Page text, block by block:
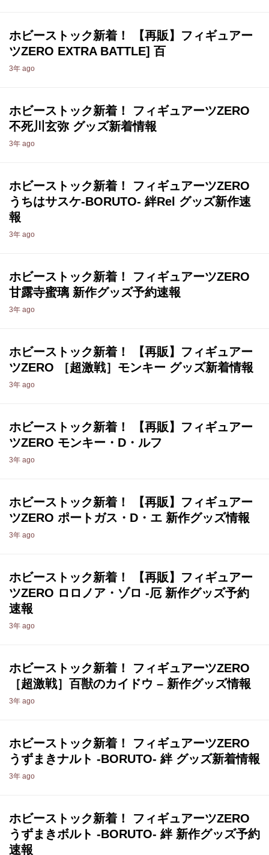
ホビーストック新着！ 【再販】フィギュアー
ツZERO EXTRA BATTLE] 百
3年 ago
ホビーストック新着！ フィギュアーツZERO
不死川玄弥 グッズ新着情報
3年 ago
ホビーストック新着！ フィギュアーツZERO
うちはサスケ-BORUTO- 絆Rel グッズ新作速
報
3年 ago
ホビーストック新着！ フィギュアーツZERO
甘露寺蜜璃 新作グッズ予約速報
3年 ago
ホビーストック新着！ 【再販】フィギュアー
ツZERO ［超激戦］モンキー グッズ新着情報
3年 ago
ホビーストック新着！ 【再販】フィギュアー
ツZERO モンキー・D・ルフ
3年 ago
ホビーストック新着！ 【再販】フィギュアー
ツZERO ポートガス・D・エ 新作グッズ情報
3年 ago
ホビーストック新着！ 【再販】フィギュアー
ツZERO ロロノア・ゾロ -厄 新作グッズ予約
速報
3年 ago
ホビーストック新着！ フィギュアーツZERO
［超激戦］百獣のカイドウ – 新作グッズ情報
3年 ago
ホビーストック新着！ フィギュアーツZERO
うずまきナルト -BORUTO- 絆 グッズ新着情報
3年 ago
ホビーストック新着！ フィギュアーツZERO
うずまきボルト -BORUTO- 絆 新作グッズ予約
速報